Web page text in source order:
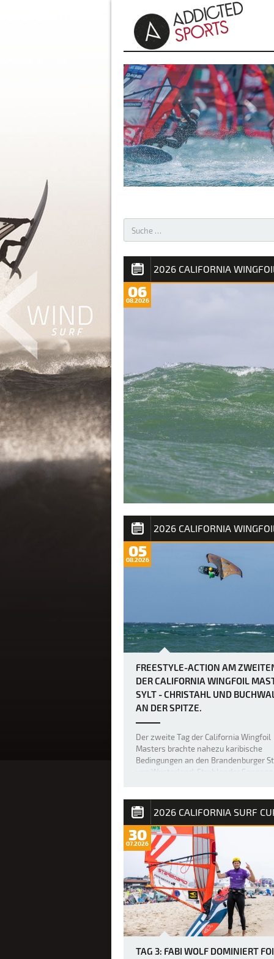
AKTUELLES – WINDSURFEN
2026 CALIFORNIA
06
08.2026
05
08.2026
FREESTYLE-ACTION AM
DER CALIFORNIA WINGFOIL
SYLT - CHRISTAHL UND
AN DER SPITZE.
Der zweite Tag der California Wingfoil
Masters brachte nahezu karibische
Bedingungen an den Brandenburger
von Westerland. Strahlender
die Nordsee vor Sylt in eine
2026 CALIFORNIA SURF
30
07.2026
TAG 3: FABI WOLF DOMINIERT